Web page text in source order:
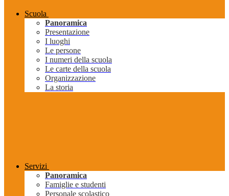
Scuola
Panoramica
Presentazione
I luoghi
Le persone
I numeri della scuola
Le carte della scuola
Organizzazione
La storia
Servizi
Panoramica
Famiglie e studenti
Personale scolastico